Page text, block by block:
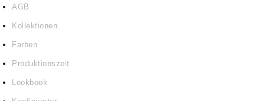
AGB
Kollektionen
Farben
Produktionszeit
Lookbook